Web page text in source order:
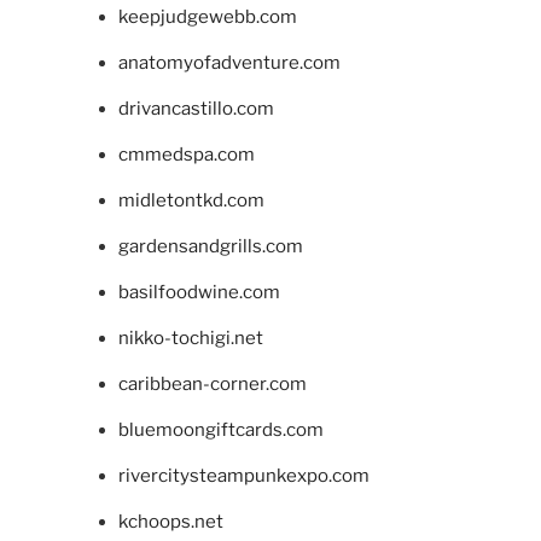
keepjudgewebb.com
anatomyofadventure.com
drivancastillo.com
cmmedspa.com
midletontkd.com
gardensandgrills.com
basilfoodwine.com
nikko-tochigi.net
caribbean-corner.com
bluemoongiftcards.com
rivercitysteampunkexpo.com
kchoops.net